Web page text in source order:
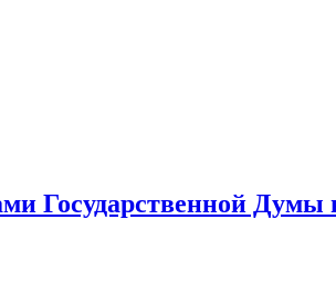
Государственной Думы